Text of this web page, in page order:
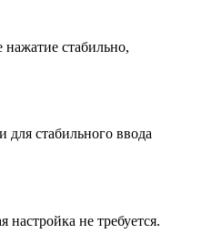
стабильно,
стабильного ввода
не требуется.